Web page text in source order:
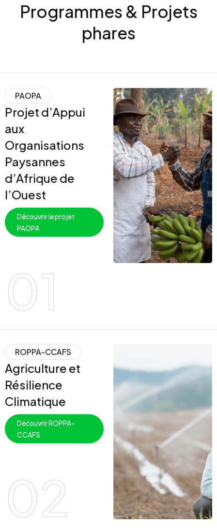
Programmes & Projets
phares
PAOPA
Projet d’Appui
aux
Organisations
Paysannes
d’Afrique de
l’Ouest
Découvrir le projet
PAOPA
01
ROPPA-CCAFS
Agriculture et
Résilience
Climatique
Découvrir ROPPA-
CCAFS
02